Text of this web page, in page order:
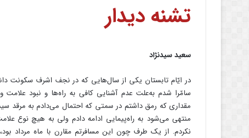
تشنه دیدار
سعید سیدنژاد
در ایّام تابستان یکى از سال‌‌هایى که در نجف اشرف سکونت
سامّرا شدم به‌‌علت عدم آشنایى کافى به راه‌‌ها و نبود
مقدارى که رمق داشتم در سمتى که احتمال مى‌‌دادم به مرقد سید
منتهى مى‌‌شود به راه‌‌پیمایى ادامه دادم ولى به هیچ نوع
نکردم. از یک طرف چون این مسافرتم مقارن با ماه مرداد